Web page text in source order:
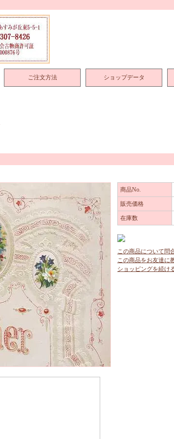
ご注文方法 ショップデータ
商品No.
販売価格
在庫数
この商品について問
この商品をお友達に
ショッピングを続け